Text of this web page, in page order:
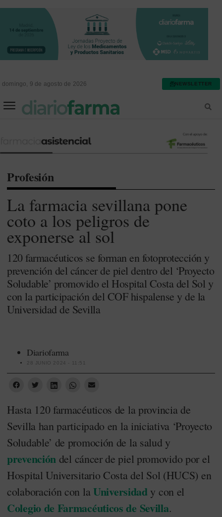
domingo, 9 de agosto de 2026 NEWSLETTER
Profesión
La farmacia sevillana pone
coto a los peligros de
exponerse al sol
120 farmacéuticos se forman en fotoprotección y
prevención del cáncer de piel dentro del ‘Proyecto
Soludable’ promovido el Hospital Costa del Sol y
con la participación del COF hispalense y de la
Universidad de Sevilla
Diariofarma
28 JUNIO 2024 - 11:51
Hasta 120 farmacéuticos de la provincia de
Sevilla han participado en la iniciativa ‘Proyecto
Soludable’ de promoción de la salud y
prevención del cáncer de piel promovido por el
Hospital Universitario Costa del Sol (HUCS) en
colaboración con la Universidady con el
Colegio de Farmacéuticos de Sevilla.